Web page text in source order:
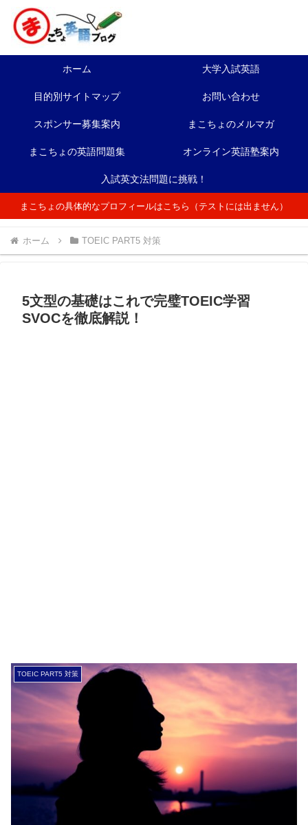
ホーム 大学入試英語
目的別サイトマップ お問い合わせ
スポンサー募集案内 まこちょのメルマガ
まこちょの英語問題集 オンライン英語塾案内
入試英文法問題に挑戦！
まこちょの具体的なプロフィールはこちら（テストには出ません）
ホーム TOEIC PART5 対策
5文型の基礎はこれで完璧TOEIC学習
SVOCを徹底解説！
TOEIC PART5 対策